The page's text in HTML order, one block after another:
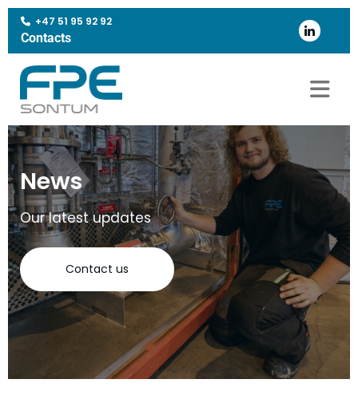
 +47 51 95 92 92
Contacts
News
Our latest updates
Contact us